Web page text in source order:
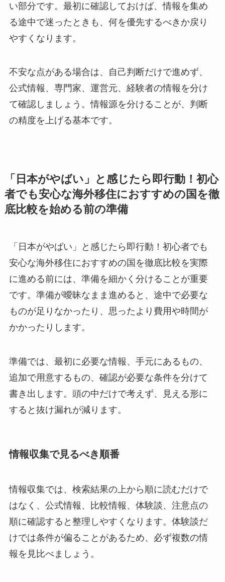
い部分です。最初に確認しておけば、情報を集め
る途中で迷ったときも、何を優先するべきか戻り
やすくなります。
不安な点がある場合は、自己判断だけで進めず、
公式情報、専門家、運営元、経験者の情報を分け
て確認しましょう。情報源を分ける ことが、判断
の精度を上げる基本です。
「日本がやばい」と感じたら即行動！初心
者でも安心な海外移住におすすめの国を徹
底比較を始める前の準備
「日本がやばい」と感じたら即行動！初心者でも
安心な海外移住におすすめの国を徹底比較を実際
に進める前には、準備を細かく分けることが重要
です。準備が曖昧なまま進めると、途中で必要な
ものが足りなかったり、思ったより費用や時間が
かかったりします。
準備では、最初に必要な情報、手元にあるもの、
追加で用意するもの、確認が必要な条件を分けて
書き出します。 頭の中だけで考えず、見える形に
する と抜け漏れが減ります。
情報収集で見るべき順番
情報収集では、検索結果の上から順に読むだけで
はなく、公式情報、比較情報、体験談、注意点の
順に確認すると整理しやすくなります。体験談だ
けでは条件が偏ることがあるため、必ず複数の情
報を見比べましょう。